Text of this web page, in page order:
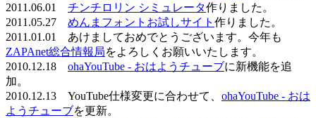
2011.06.01 チンチロリン シミュレータ作りました。
2011.05.27 めんまフォントお試しサイト 作りました。
2011.01.01 あけましておめでとうございます。今年も
ZAPAnet総合情報局をよろしくお願いいたします。
2010.12.18 ohaYouTube - おはようチューブに新機能を追
加。
2010.12.13 YouTube仕様変更に合わせて、 ohaYouTube - おは
ようチューブを更新。